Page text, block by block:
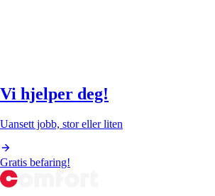
Vi hjelper deg!
Uansett jobb, stor eller liten
Gratis befaring!